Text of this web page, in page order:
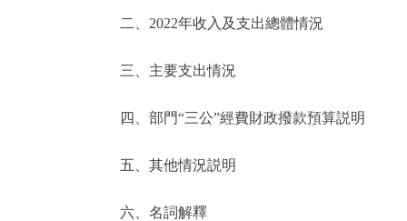
便民服務
仲介服務
二、2022年收入及支出總體情況
三、主要支出情況
四、部門“三公”經費財政撥款預算説明
五、其他情況説明
六、名詞解釋